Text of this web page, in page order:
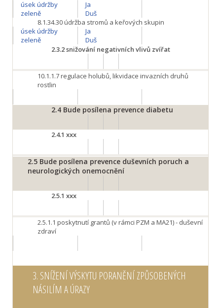
úsek údržby
zeleně
Ja
Duš
8.1.34.30údržba stromů a keřových skupin
úsek údržby
zeleně
Ja
Duš
2.3.2snižování negativních vlivů zvířat
10.1.1.7regulace holubů, likvidace invazních druhů
rostlin
2.4 Bude posílena prevence diabetu
2.4.1 xxx
2.5 Bude posílena prevence duševních poruch a
neurologických onemocnění
2.5.1 xxx
2.5.1.1 poskytnutí grantů (v rámci PZM a MA21) - duševní
zdraví
3. SNÍŽENÍ VÝSKYTU PORANĚNÍ ZPŮSOBENÝCH
NÁSILÍM A ÚRAZY